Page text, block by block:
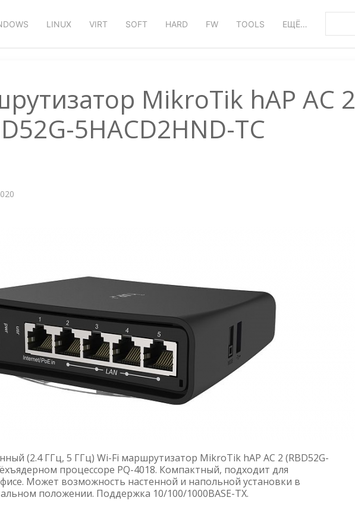
LINUX VIRT SOFT HARD FW TOOLS ЕЩЁ…
MikroTik hAP AC 2
5HACD2HND-TC
(2.4 ГГц, 5 ГГц) Wi-Fi маршрутизатор MikroTik hAP AC 2 (RBD52G-
процессоре PQ-4018. Компактный, подходит для
Может возможность настенной и напольной установки в
положении. Поддержка 10/100/1000BASE-TX.